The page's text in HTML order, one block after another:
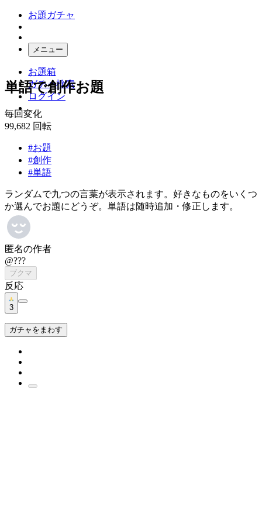
お題ガチャ
メニュー
お題箱
ガチャ検索
ログイン
単語で創作お題
毎回変化
99,682 回転
#お題
#創作
#単語
ランダムで九つの言葉が表示されます。好きなものをいくつ
か選んでお題にどうぞ。単語は随時追加・修正します。
匿名の作者
@???
ブクマ
反応
3
ガチャをまわす